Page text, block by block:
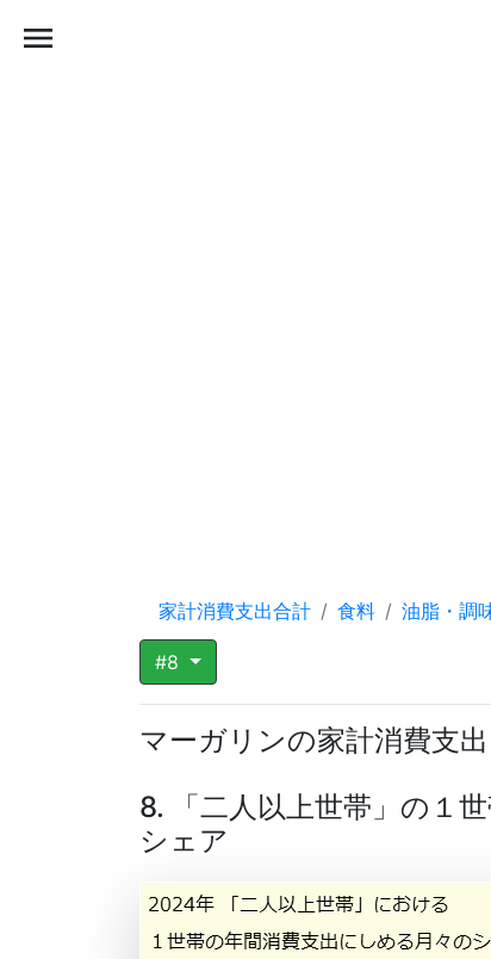
menu
家計消費支出合計 食料 油脂・調
#8
マーガリンの家計消費支出
8. 「二人以上世帯」の１
シェア